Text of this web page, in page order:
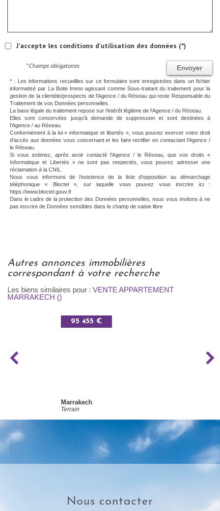
J'accepte les conditions d'utilisation des données (*)
Envoyer
* Champs obligatoires
* : Les informations recueillies sur ce formulaire sont enregistrées dans un fichier
informatisé par La Boite Immo agissant comme Sous-traitant du traitement pour la
gestion de la clientèle/prospects de l'Agence / du Réseau qui reste Responsable du
Traitement de vos Données personnelles.
La base légale du traitement repose sur l’intérêt légitime de l'Agence / du Réseau.
Elles sont conservées jusqu'à demande de suppression et sont destinées à
l'Agence / au Réseau.
Conformément à la loi « informatique et libertés », vous pouvez exercer votre droit
d'accès aux données vous concernant et les faire rectifier en contactant l'Agence /
le Réseau.
Si vous estimez, après avoir contacté l'Agence / le Réseau, que vos droits «
Informatique et Libertés » ne sont pas respectés, vous pouvez adresser une
réclamation à la CNIL.
Nous vous informons de l’existence de la liste d'opposition au démarchage
téléphonique « Bloctel », sur laquelle vous pouvez vous inscrire ici :
https://www.bloctel.gouv.fr
Dans le cadre de la protection des Données personnelles, nous vous invitons à ne
pas inscrire de Données sensibles dans le champ de saisie libre
autres annonces immobilières
correspondant à votre recherche
Les biens similaires pour : VENTE APPARTEMENT
MARRAKECH ()
95 455 €
Marrakech
Terrain
nous contacter